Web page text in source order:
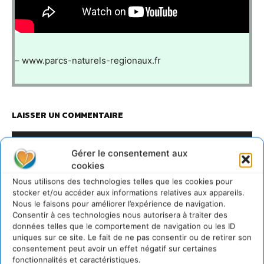
Gérer le consentement aux
cookies
Nous utilisons des technologies telles que les cookies pour
stocker et/ou accéder aux informations relatives aux appareils.
Nous le faisons pour améliorer l’expérience de navigation.
Consentir à ces technologies nous autorisera à traiter des
données telles que le comportement de navigation ou les ID
uniques sur ce site. Le fait de ne pas consentir ou de retirer son
consentement peut avoir un effet négatif sur certaines
fonctionnalités et caractéristiques.
– www.parcs-naturels-regionaux.fr
LAISSER UN COMMENTAIRE